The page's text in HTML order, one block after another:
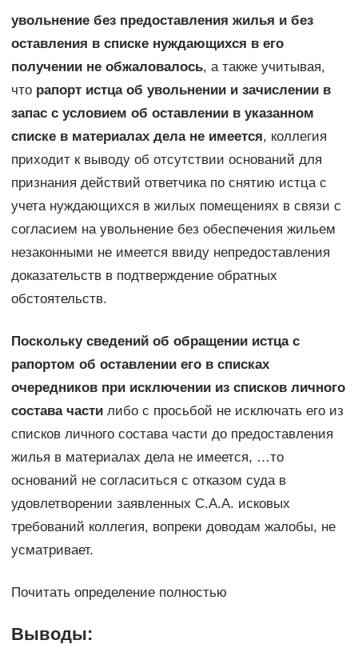
увольнение без предоставления жилья и без
оставления в списке нуждающихся в его
получении не обжаловалось, а также учитывая,
что рапорт истца об увольнении и зачислении в
запас с условием об оставлении в указанном
списке в материалах дела не имеется, коллегия
приходит к выводу об отсутствии оснований для
признания действий ответчика по снятию истца с
учета нуждающихся в жилых помещениях в связи с
согласием на увольнение без обеспечения жильем
незаконными не имеется ввиду непредоставления
доказательств в подтверждение обратных
обстоятельств.
Поскольку сведений об обращении истца с
рапортом об оставлении его в списках
очередников при исключении из списков личного
состава частилибо с просьбой не исключать его из
списков личного состава части до предоставления
жилья в материалах дела не имеется, …то
оснований не согласиться с отказом суда в
удовлетворении заявленных С.А.А. исковых
требований коллегия, вопреки доводам жалобы, не
усматривает.
Почитать определение полностью
Выводы: